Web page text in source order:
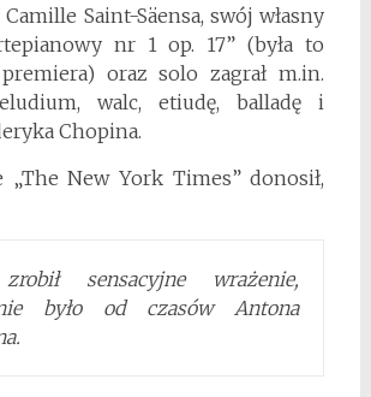
Saint-Säensa, swój własny
nr 1 op. 17” (była to
oraz solo zagrał m.in.
walc, etiudę, balladę i
Chopina.
„The New York Times” donosił,
sensacyjne wrażenie,
było od czasów Antona